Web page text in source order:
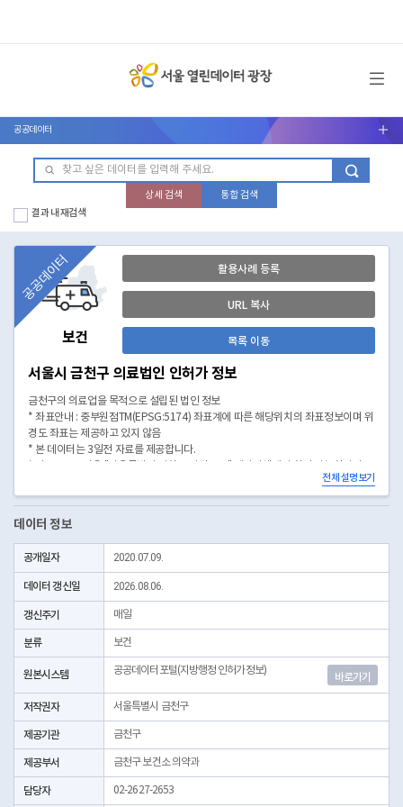
메뉴 열기
공공데이터 서브메뉴 열기
상세 검색
통합 검색
결과 내 재검색
보건
공공데이터 활용사례 등록
URL 복사
목록 이동
서울시 금천구 의료법인 인허가 정보
금천구의 의료업을 목적으로 설립된 법인 정보
* 좌표안내 : 중부원점TM(EPSG:5174) 좌표계에 따른 해당위치의 좌표정보이며 위
경도 좌표는 제공하고 있지 않음
* 본 데이터는 3일전 자료를 제공합니다.
(https://data.seoul.go.kr/dataList/OA-22872/S/1/datasetView.do)전체 설명보기
데이터 정보
공개일자 2020.07.09.
데이터 갱신일 2026.08.06.
갱신주기 매일
분류 보건
원본시스템 공공데이터포털(지방행정 인허가정보)
바로가기
저작권자 서울특별시 금천구
제공기관 금천구
제공부서 금천구 보건소 의약과
담당자 02-2627-2653